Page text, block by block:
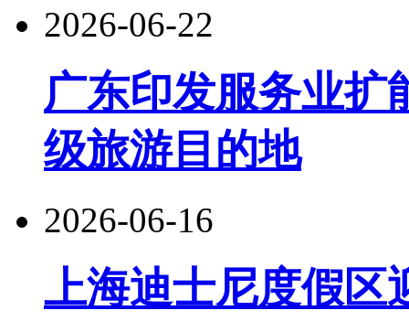
2026-06-22
广东印发服务业扩
级旅游目的地
2026-06-16
上海迪士尼度假区